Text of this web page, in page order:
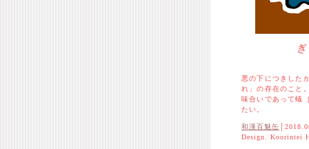
悪の下につきした
れ」の存在のこと
味合いであって蟻
たい。
和漢百魅缶
Design. Koorintei